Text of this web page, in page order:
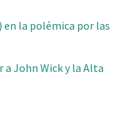
la polémica por las
a John Wick y la Alta